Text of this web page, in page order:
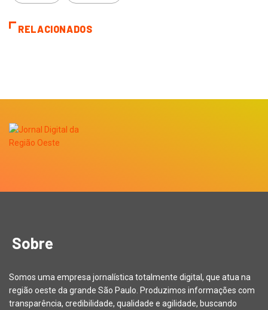
RELACIONADOS
Sobre
Somos uma empresa jornalística totalmente digital, que atua na
região oeste da grande São Paulo. Produzimos informações com
transparência, credibilidade, qualidade e agilidade, buscando